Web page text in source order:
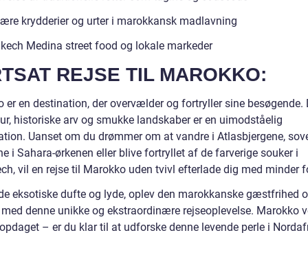
krydderier og urter i marokkansk madlavning
Medina street food og lokale markeder
REJSE TIL MAROKKO:
er en destination, der overvælder og fortryller sine besøgende.
historiske arv og smukke landskaber er en uimodståelig
Uanset om du drømmer om at vandre i Atlasbjergene,
i Sahara-ørkenen eller blive fortryllet af de farverige souker i
vil en rejse til Marokko uden tvivl efterlade dig med minder
eksotiske dufte og lyde, oplev den marokkanske gæstfrihed
denne unikke og ekstraordinære rejseoplevelse. Marokko
– er du klar til at udforske denne levende perle i